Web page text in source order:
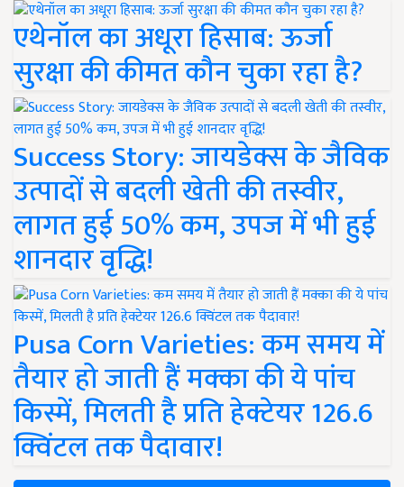
एथेनॉल का अधूरा हिसाब: ऊर्जा
सुरक्षा की कीमत कौन चुका रहा है?
Success Story: जायडेक्स के जैविक
उत्पादों से बदली खेती की तस्वीर,
लागत हुई 50% कम, उपज में भी हुई
शानदार वृद्धि!
Pusa Corn Varieties: कम समय में
तैयार हो जाती हैं मक्का की ये पांच
किस्में, मिलती है प्रति हेक्टेयर 126.6
क्विंटल तक पैदावार!